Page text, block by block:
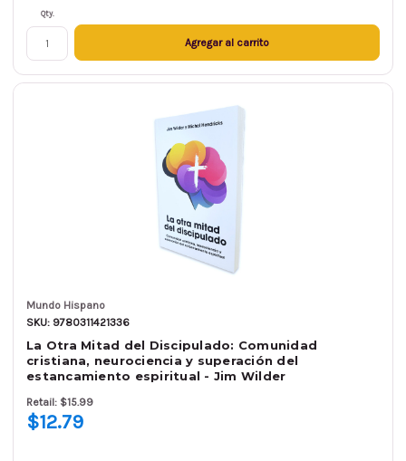
Qty.
Agregar al carrito
Mundo Hispano
SKU: 9780311421336
La Otra Mitad del Discipulado: Comunidad
cristiana, neurociencia y superación del
estancamiento espiritual - Jim Wilder
Retail: $15.99
$12.79